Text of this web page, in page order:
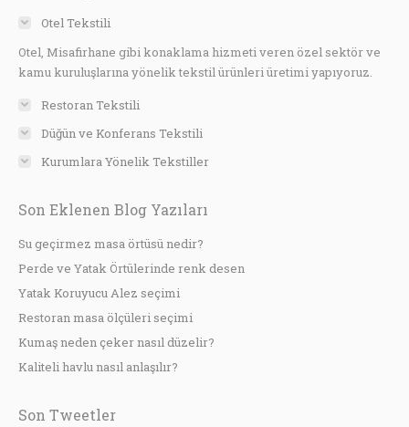
Otel Tekstili
Otel, Misafirhane gibi konaklama hizmeti veren özel sektör ve
kamu kuruluşlarına yönelik tekstil ürünleri üretimi yapıyoruz.
Restoran Tekstili
Düğün ve Konferans Tekstili
Kurumlara Yönelik Tekstiller
Son Eklenen Blog Yazıları
Su geçirmez masa örtüsü nedir?
Perde ve Yatak Örtülerinde renk desen
Yatak Koruyucu Alez seçimi
Restoran masa ölçüleri seçimi
Kumaş neden çeker nasıl düzelir?
Kaliteli havlu nasıl anlaşılır?
Son Tweetler